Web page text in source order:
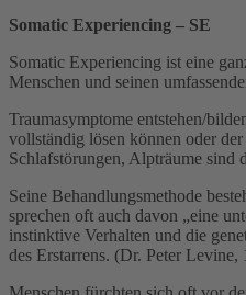
Somatic Experiencing – SE
Somatic Experiencing ist eine
Menschen und seinen
Traumasymptome entstehen/
vollständig lösen können oder
Schlafstörungen, Alpträume sind
Seine Behandlungsmethode
sprechen oft auch davon „eine
instinktive Verhalten und die
des Erstarrens. (Dr. Peter Levine,